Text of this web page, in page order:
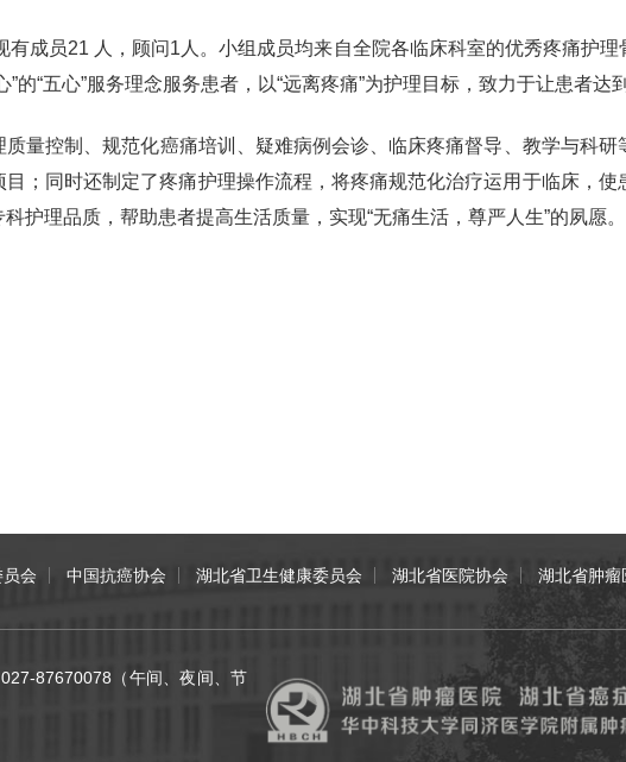
成员21 人，顾问1人。小组成员均来自全院各临床科室的优秀疼痛护
的“五心”服务理念服务患者，以“远离疼痛”为护理目标，致力于让患者
量控制、规范化癌痛培训、疑难病例会诊、临床疼痛督导、教学与科
；同时还制定了疼痛护理操作流程，将疼痛规范化治疗运用于临床，
护理品质，帮助患者提高生活质量，实现“无痛生活，尊严人生”的夙愿。
会 中国抗癌协会 湖北省卫生健康委员会 湖北省医院协会
湖北省肿瘤
87670078（午间、夜间、节